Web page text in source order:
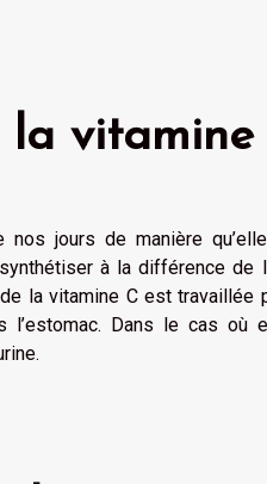
la vitamine
jours de manière
à la différence de
la vitamine C est travaillée
l’estomac. Dans le cas où